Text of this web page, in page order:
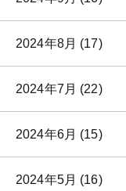
2024年8月 (17)
2024年7月 (22)
2024年6月 (15)
2024年5月 (16)